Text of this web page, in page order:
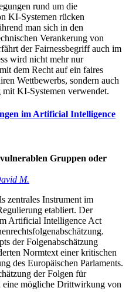
rund um die
KI-Systemen rücken
man sich in den
Verankerung von
der Fairnessbegriff auch im
wird nicht mehr nur
dem Recht auf ein faires
Wettbewerbs, sondern auch
KI-Systemen verwendet.
im Artificial Intelligence
Gruppen oder
M.
zentrales Instrument im
etabliert. Der
Artificial Intelligence Act
der Folgenabschätzung
Normtext einer kritischen
des Europäischen Parlaments.
der Folgen für
eine mögliche Drittwirkung von